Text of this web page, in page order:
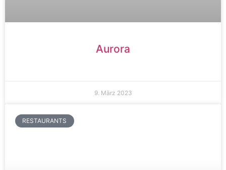
Aurora
9. März 2023
RESTAURANTS